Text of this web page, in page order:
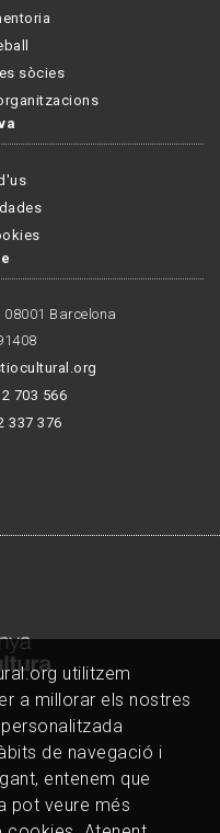
sòcies
Barcelona
703 566
337 376
utilitzem
a millorar els nostres
de navegació i
entenem que
pot veure més